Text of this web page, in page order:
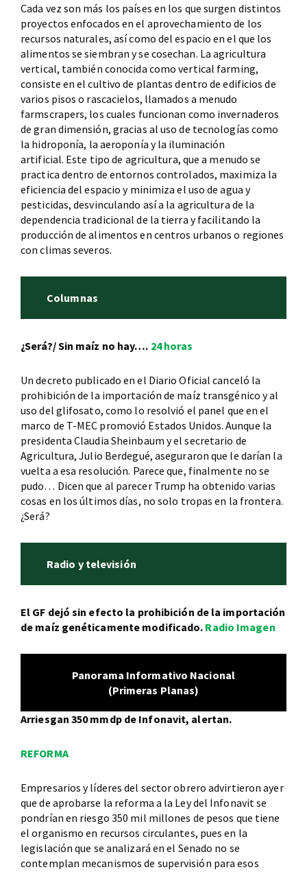
Cada vez son más los países en los que surgen distintos
proyectos enfocados en el aprovechamiento de los
recursos naturales, así como del espacio en el que los
alimentos se siembran y se cosechan. La agricultura
vertical, también conocida como vertical farming,
consiste en el cultivo de plantas dentro de edificios de
varios pisos o rascacielos, llamados a menudo
farmscrapers, los cuales funcionan como invernaderos
de gran dimensión, gracias al uso de tecnologías como
la hidroponía, la aeroponía y la iluminación
artificial. Este tipo de agricultura, que a menudo se
practica dentro de entornos controlados, maximiza la
eficiencia del espacio y minimiza el uso de agua y
pesticidas, desvinculando así a la agricultura de la
dependencia tradicional de la tierra y facilitando la
producción de alimentos en centros urbanos o regiones
con climas severos.
Columnas
¿Será?/ Sin maíz no hay…. 24 horas
Un decreto publicado en el Diario Oficial canceló la
prohibición de la importación de maíz transgénico y al
uso del glifosato, como lo resolvió el panel que en el
marco de T-MEC promovió Estados Unidos. Aunque la
presidenta Claudia Sheinbaum y el secretario de
Agricultura, Julio Berdegué, aseguraron que le darían la
vuelta a esa resolución. Parece que, finalmente no se
pudo… Dicen que al parecer Trump ha obtenido varias
cosas en los últimos días, no solo tropas en la frontera.
¿Será?
Radio y televisión
El GF dejó sin efecto la prohibición de la importación
de maíz genéticamente modificado. Radio Imagen
Panorama Informativo Nacional
(Primeras Planas)
Arriesgan 350 mmdp de Infonavit, alertan.
REFORMA
Empresarios y líderes del sector obrero advirtieron ayer
que de aprobarse la reforma a la Ley del Infonavit se
pondrían en riesgo 350 mil millones de pesos que tiene
el organismo en recursos circulantes, pues en la
legislación que se analizará en el Senado no se
contemplan mecanismos de supervisión para esos